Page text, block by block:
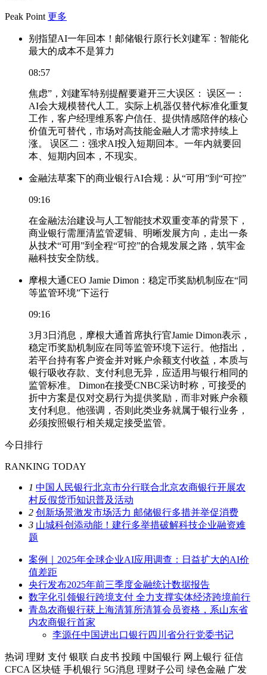
Peak Point 更多
别指望AI一年回本！邮储银行原行长刘建军：智能化
最大的成本不是算力
08:57
焦虑”，刘建军特别提醒要避开三大误区： 误区一：
AI会大规模替代人工。实际上机器仅替代标准化重复
工作，客户经理维系客户信任、提供情感陪伴的核心
价值无可替代，市场对高技能金融人才需求持续上
涨。 误区二：强求AI投入短期回本。一年内就要回
本、短期内回本，不现实。
金融法草案下的商业银行AI合规：从“可用”到“可控”
09:16
在金融法治建设与人工智能技术双重变革的背景下，
商业银行需厘清监管逻辑、明晰发展方向，走出一条
从技术“可用”到全程“可控”的合规发展之路，筑牢金
融科技安全防线。
摩根大通CEO Jamie Dimon：稳定币奖励机制应在“同
等监管环境”下运行
09:16
3月3日消息，摩根大通首席执行官Jamie Dimon表示，
稳定币奖励机制应在同等监管环境下运行。他指出，
若平台持有客户资金并对账户余额支付收益，本质与
银行吸收存款、支付利息无异，应适用与银行相同的
监管标准。 Dimon在接受CNBC采访时称，可接受的
折中方案是仅对交易行为提供奖励，而非对账户余额
支付利息。他强调，否则此类业务就属于银行业务，
必须按照银行相关规定接受监管。
今日排行
RANKING TODAY
1 中国人民银行北京市分行联合北京农商银行开展农
村反假货币知识普及活动
2 创新场景激发市场活力 邮储银行多措并举促消费
3 山城科创添动能！建行多举措破解科技企业融资难
题
案例｜2025年全球企业AI应用调查：日益扩大的AI价
值差距
央行发布2025年前三季度金融统计数据报告
数字化引领银行跨境支付 全力支撑实体经济跨境前行
青岛农商银行获上海清算所清算会员资格，系山东省
内农商银行首家
李源任中国进出口银行四川省分行党委书记
热词 理财 支付 银联 白皮书 投顾 中国银行 网上银行 征信
CFCA 区块链 手机银行 5G消息 理财子公司 绿色金融 广发